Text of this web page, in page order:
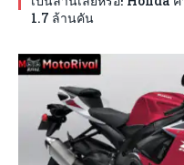
1.7 ล้านคัน